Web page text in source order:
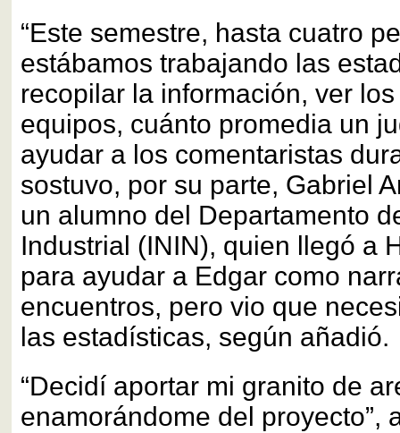
“Este semestre, hasta cuatro
estábamos trabajando las
recopilar la información, ver
equipos, cuánto promedia un
ayudar a los comentaristas
sostuvo, por su parte, Gabriel
un alumno del Departamento
Industrial (ININ), quien llegó a
para ayudar a Edgar como
encuentros, pero vio que
las estadísticas, según añadió.
“Decidí aportar mi granito de
enamorándome del proyecto”,